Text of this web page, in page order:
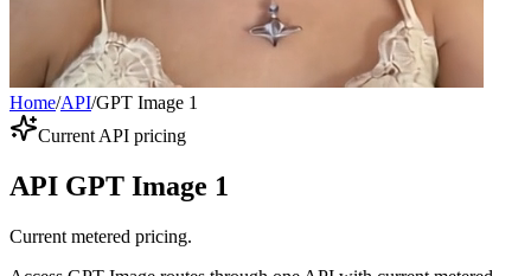
Home/API/GPT Image 1
Current API pricing
API GPT Image 1
Current metered pricing.